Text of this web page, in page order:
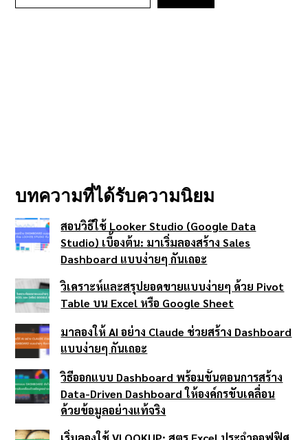
บทความที่ได้รับความนิยม
สอนวิธีใช้ Looker Studio (Google Data
Studio) เบื้องต้น: มาเริ่มลองสร้าง Sales
Dashboard แบบง่ายๆ กันเถอะ
วิเคราะห์และสรุปยอดขายแบบง่ายๆ ด้วย Pivot
Table บน Excel หรือ Google Sheet
มาลองให้ AI อย่าง Claude ช่วยสร้าง Dashboard
แบบง่ายๆ กันเถอะ
วิธีออกแบบ Dashboard พร้อมขั้นตอนการสร้าง
Data-Driven Dashboard ให้องค์กรขับเคลื่อน
ด้วยข้อมูลอย่างแท้จริง